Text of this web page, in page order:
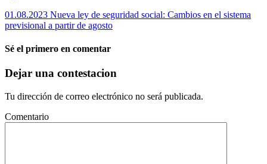
01.08.2023 Nueva ley de seguridad social: Cambios en el sistema
previsional a partir de agosto
Sé el primero en comentar
Dejar una contestacion
Tu dirección de correo electrónico no será publicada.
Comentario